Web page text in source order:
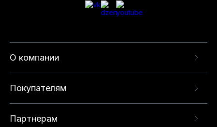
О компании
Покупателям
Партнерам